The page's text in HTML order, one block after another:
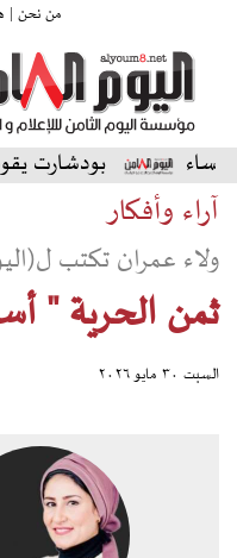
من نحن |
يقود آلاف الأصوات
آراء وأفكار
ولاء عمران تكتب
ثمن الحرية "
السبت ٣٠ مايو ٢٠٢٦